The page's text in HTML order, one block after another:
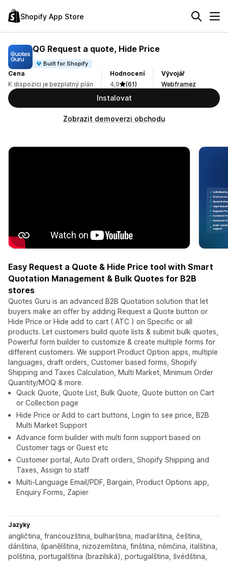
Shopify App Store
QG Request a quote, Hide Price
Built for Shopify
Cena
K dispozici je bezplatný plán
Hodnocení
4,9
(61)
Vývojář
Webframez
Instalovat
Zobrazit demoverzi obchodu
Easy Request a Quote & Hide Price tool with Smart
Quotation Management & Bulk Quotes for B2B
stores
Quotes Guru is an advanced B2B Quotation solution that let
buyers make an offer by adding Request a Quote button or
Hide Price or Hide add to cart ( ATC ) on Specific or all
products. Let customers build quote lists & submit bulk quotes,
Powerful form builder to customize & create multiple forms for
different customers. We support Product Option apps, multiple
languages, draft orders, Customer based forms, Shopify
Shipping and Taxes Calculation, Multi Market, Minimum Order
Quantity/MOQ & more.
Quick Quote, Quote List, Bulk Quote, Quote button on Cart
or Collection page
Hide Price or Add to cart buttons, Login to see price, B2B
Multi Market Support
Advance form builder with multi form support based on
Customer tags or Guest etc
Customer portal, Auto Draft orders, Shopify Shipping and
Taxes, Assign to staff
Multi-Language Email/PDF, Bargain, Product Options app,
Enquiry Forms, Zapier
Jazyky
angličtina, francouzština, bulharština, maďarština, čeština,
dánština, španělština, nizozemština, finština, němčina, italština,
polština, portugalština (brazilská), portugalština, švédština,